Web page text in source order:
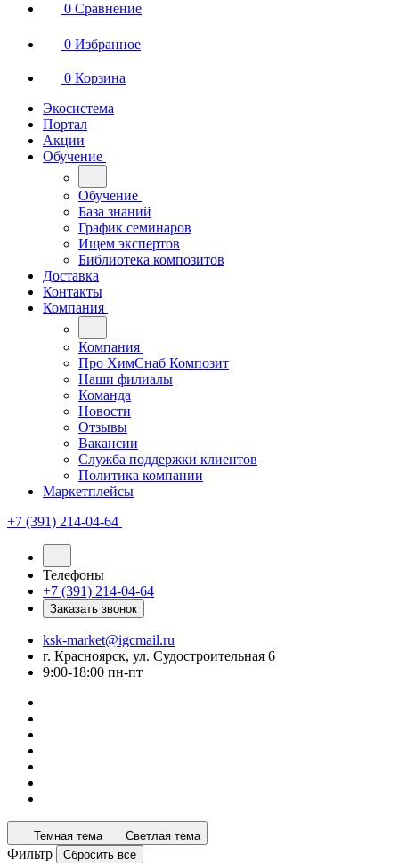
0 Сравнение
0 Избранное
0 Корзина
Экосистема
Портал
Акции
Обучение
Обучение
База знаний
График семинаров
Ищем экспертов
Библиотека композитов
Доставка
Контакты
Компания
Компания
Про ХимСнаб Композит
Наши филиалы
Команда
Новости
Отзывы
Вакансии
Служба поддержки клиентов
Политика компании
Маркетплейсы
+7 (391) 214-04-64
Телефоны
+7 (391) 214-04-64
Заказать звонок
ksk-market@igcmail.ru
г. Красноярск, ул. Судостроительная 6
9:00-18:00 пн-пт
Темная тема Светлая тема
Фильтр Сбросить все